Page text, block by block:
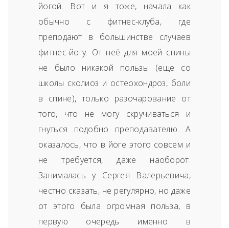
йогой. Вот и я тоже, начала как
обычно с фитнес-клуба, где
преподают в большинстве случаев
фитнес-йогу. От неё для моей спины
не было никакой пользы (еще со
школы сколиоз и остеохондроз, боли
в спине), только разочарование от
того, что не могу скручиваться и
гнуться подобно преподавателю. А
оказалось, что в йоге этого совсем и
не требуется, даже наоборот.
Занималась у Сергея Валерьевича,
честно сказать, не регулярно, но даже
от этого была огромная польза, в
первую очередь именно в